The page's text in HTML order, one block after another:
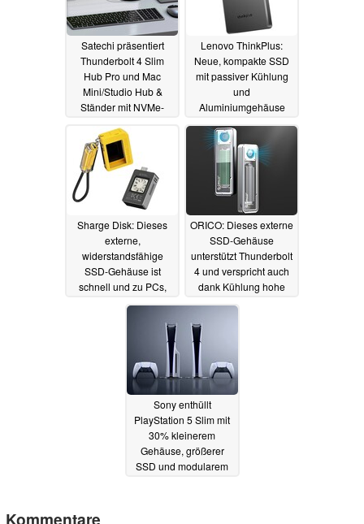
Satechi präsentiert
Thunderbolt 4 Slim
Hub Pro und Mac
Mini/Studio Hub &
Ständer mit NVMe-
11.01.2024
Lenovo ThinkPlus:
Neue, kompakte SSD
mit passiver Kühlung
und
Aluminiumgehäuse
vorgestellt13.12.2023
Sharge Disk: Dieses
externe,
widerstandsfähige
SSD-Gehäuse ist
schnell und zu PCs,
Laptops und auch
ORICO: Dieses externe
SSD-Gehäuse
unterstützt Thunderbolt
4 und verspricht auch
dank Kühlung hohe
Leistung
Sony enthüllt
PlayStation 5 Slim mit
30% kleinerem
Gehäuse, größerer
SSD und modularem
Kommentare